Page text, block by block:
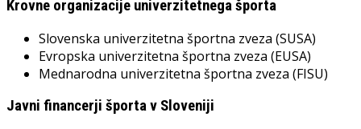
Krovne organizacije univerzitetnega športa
Slovenska univerzitetna športna zveza (SUSA)
Evropska univerzitetna športna zveza (EUSA)
Mednarodna univerzitetna športna zveza (FISU)
Javni financerji športa v Sloveniji